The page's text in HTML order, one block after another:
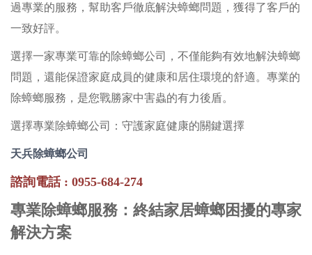
過專業的服務，幫助客戶徹底解決蟑螂問題，獲得了客戶的
一致好評。
選擇一家專業可靠的除蟑螂公司，不僅能夠有效地解決蟑螂
問題，還能保證家庭成員的健康和居住環境的舒適。專業的
除蟑螂服務，是您戰勝家中害蟲的有力後盾。
選擇專業除蟑螂公司：守護家庭健康的關鍵選擇
天兵除蟑螂公司
諮詢電話 : 0955-684-274
專業除蟑螂服務：終結家居蟑螂困擾的專家
解決方案